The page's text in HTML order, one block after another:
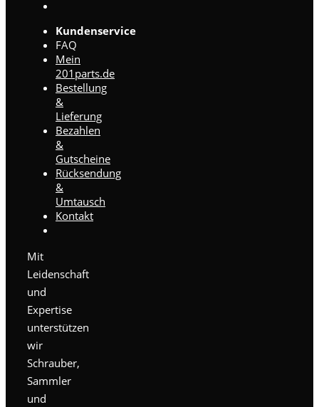
Kundenservice
FAQ
Mein
201parts.de
Bestellung
&
Lieferung
Bezahlen
&
Gutscheine
Rücksendung
&
Umtausch
Kontakt
Mit
Leidenschaft
und
Expertise
unterstützen
wir
Schrauber,
Sammler
und